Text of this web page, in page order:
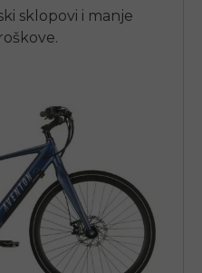
sklopovi i manje